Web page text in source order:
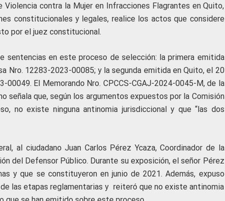
contra la Mujer en Infracciones Flagrantes en Quito,
constitucionales y legales, realice los actos que considere
por el juez constitucional.
sentencias en este proceso de selección: la primera emitida
Nro. 12283-2023-00085; y la segunda emitida en Quito, el 20
00049. El Memorando Nro. CPCCS-CGAJ-2024-0045-M, de la
señala que, según los argumentos expuestos por la Comisión
no existe ninguna antinomia jurisdiccional y que “las dos
al ciudadano Juan Carlos Pérez Ycaza, Coordinador de la
del Defensor Público. Durante su exposición, el señor Pérez
y que se constituyeron en junio de 2021. Además, expuso
las etapas reglamentarias y reiteró que no existe antinomia